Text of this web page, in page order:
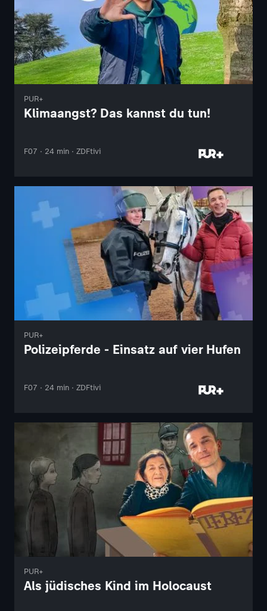
PUR+
Klimaangst? Das kannst du tun!
F07 · 24 min · ZDFtivi
PUR+
Polizeipferde - Einsatz auf vier Hufen
F07 · 24 min · ZDFtivi
PUR+
Als jüdisches Kind im Holocaust